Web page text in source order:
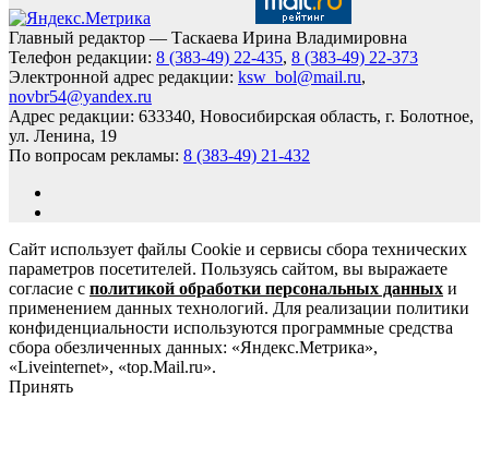
Главный редактор — Таскаева Ирина Владимировна
Телефон редакции: 8 (383-49) 22-435, 8 (383-49) 22-373
Электронной адрес редакции: ksw_bol@mail.ru,
novbr54@yandex.ru
Адрес редакции: 633340, Новосибирская область, г. Болотное,
ул. Ленина, 19
По вопросам рекламы: 8 (383-49) 21-432
Сайт использует файлы Cookie и сервисы сбора технических
параметров посетителей. Пользуясь сайтом, вы выражаете
согласие с политикой обработки персональных данных и
применением данных технологий. Для реализации политики
конфиденциальности используются программные средства
сбора обезличенных данных: «Яндекс.Метрика»,
«Liveinternet», «top.Mail.ru».
Принять